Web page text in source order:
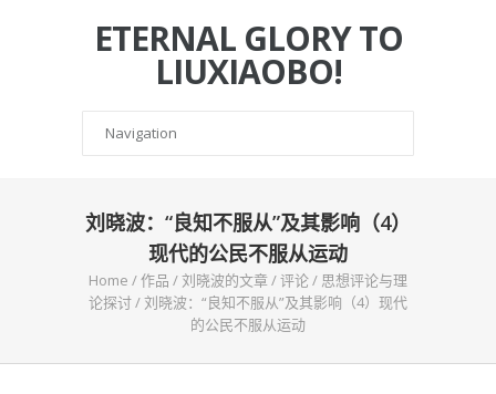
ETERNAL GLORY TO
LIUXIAOBO!
刘晓波：“良知不服从”及其影响（4）
现代的公民不服从运动
Home /作品 /刘晓波的文章/评论/ 思想评论与理
论探讨/刘晓波：“良知不服从”及其影响（4）现代
的公民不服从运动